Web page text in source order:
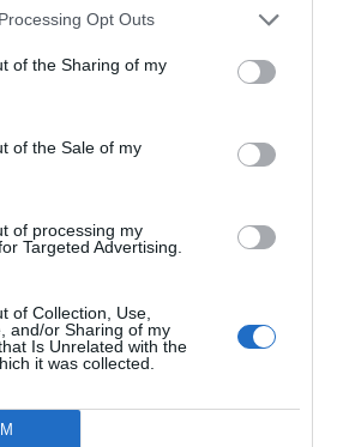
Opt Outs
of the Sharing of my
of the Sale of my
of processing my
Targeted Advertising.
of Collection, Use,
and/or Sharing of my
Is Unrelated with the
it was collected.
KEZÉBEN EKKOR MÉG
tehát Szentgotthárd–
ahol a hívek hamarosan
tisztázódott, de a
megingathatatlan,
a hitéért üldözték és
a legnehezebb
meg tisztelt és
emlékszoba,
is őrzi nevét